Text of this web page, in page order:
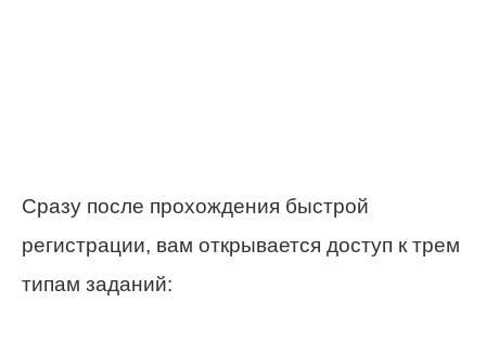
Сразу после прохождения быстрой
регистрации, вам открывается доступ к трем
типам заданий: